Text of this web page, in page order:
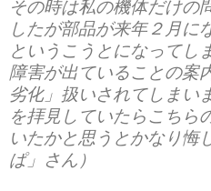
その時は私の機体だけの
したが部品が来年２月に
というこうとになってし
障害が出ていることの案
劣化」扱いされてしまい
を拝見していたらこちら
いたかと思うとかなり悔
ぱ」さん）